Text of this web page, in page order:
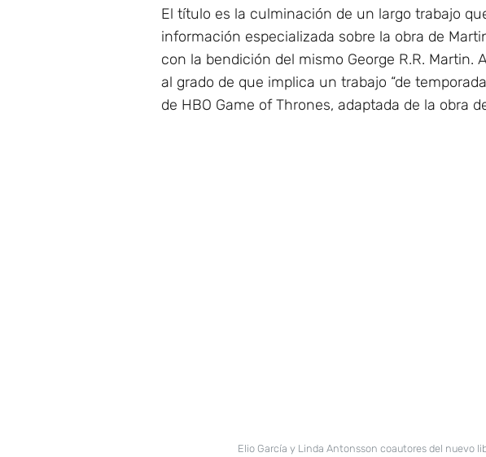
El título es la culminación de un largo trabajo
información especializada sobre la obra de
con la bendición del mismo George R.R.
al grado de que implica un trabajo “de
de HBO Game of Thrones, adaptada de la obra
Elio García y Linda Antonsson coautores del nuevo